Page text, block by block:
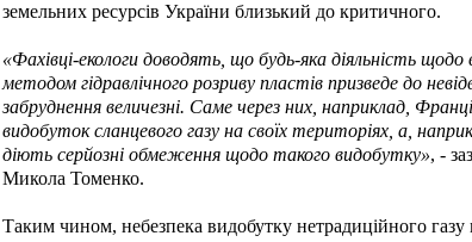
земельних ресурсів України близький до критичного.
«Фахівці-екологи доводять, що будь-яка діяльність
методом гідравлічного розриву пластів призведе до
забруднення величезні. Саме через них, наприклад,
видобуток сланцевого газу на своїх територіях, а,
діють серйозні обмеження щодо такого видобутку», -
Микола Томенко.
Таким чином, небезпека видобутку нетрадиційного газу